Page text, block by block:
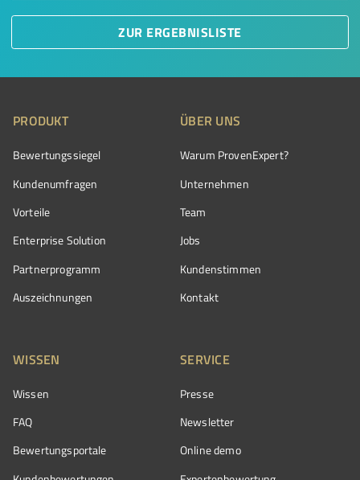
ZUR ERGEBNISLISTE
PRODUKT
Bewertungssiegel
Kundenumfragen
Vorteile
Enterprise Solution
Partnerprogramm
Auszeichnungen
ÜBER UNS
Warum ProvenExpert?
Unternehmen
Team
Jobs
Kundenstimmen
Kontakt
WISSEN
Wissen
FAQ
Bewertungsportale
SERVICE
Presse
Newsletter
Online demo